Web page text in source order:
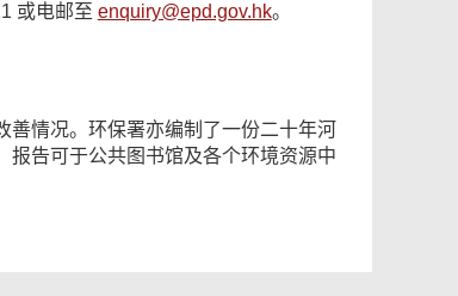
或电邮至 enquiry@epd.gov.hk。
善情况。环保署亦编制了一份二十年河
报告可于公共图书馆及各个环境资源中